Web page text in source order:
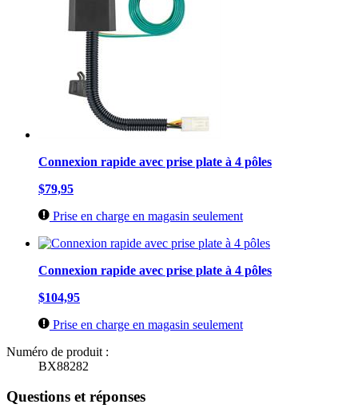
Connexion rapide avec prise plate à 4 pôles
$79,95
Prise en charge en magasin seulement
Connexion rapide avec prise plate à 4 pôles
$104,95
Prise en charge en magasin seulement
Numéro de produit :
BX88282
Questions et réponses